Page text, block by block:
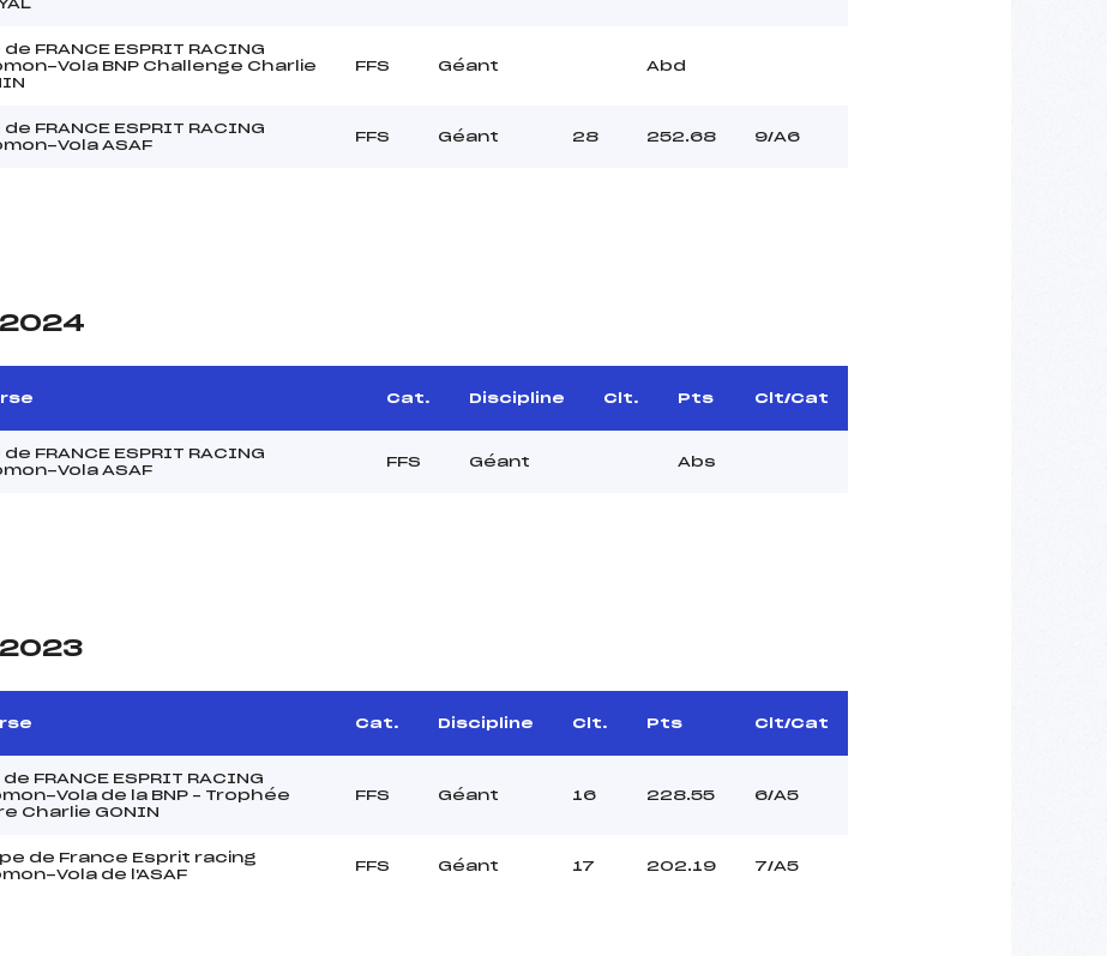
FRANCE ESPRIT RACING
Vola BNP Challenge Charlie
FFS Géant Abd
FRANCE ESPRIT RACING
Vola ASAF
FFS Géant 28 252.68 9/A6
Cat. Discipline Clt. Pts Clt/Cat
FRANCE ESPRIT RACING
Vola ASAF
FFS Géant Abs
Cat. Discipline Clt. Pts Clt/Cat
FRANCE ESPRIT RACING
Vola de la BNP – Trophée
Charlie GONIN
FFS Géant 16 228.55 6/A5
de France Esprit racing
Vola de l'ASAF
FFS Géant 17 202.19 7/A5